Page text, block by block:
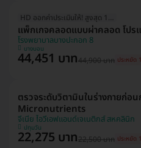
HD ออกค่าประเมินให้! สูงสุด 1500 บ.
แพ็กเกจคลอดแบบผ่าคลอด โป
โรงพยาบาลบางปะกอก 8
บางบอน
44,451 บาท44,900 บาท ประหยัด
ตรวจระดับวิตามินในร่างกายก่อ
Micronutrients
จีเนีย ไอวีเอฟแอนด์เจเนติกส์ สหคลินิก
ปทุมวัน
22,275 บาท22,500 บาท ประหยัด